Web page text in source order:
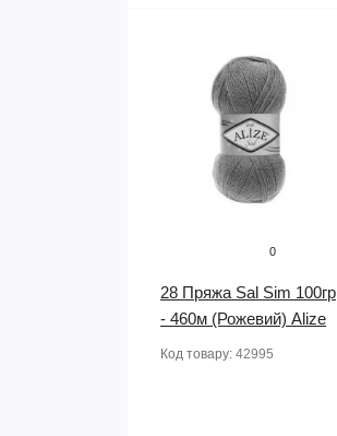
0
28 Пряжа Sal Sim 100гр
- 460м (Рожевий) Alize
Код товару: 42995